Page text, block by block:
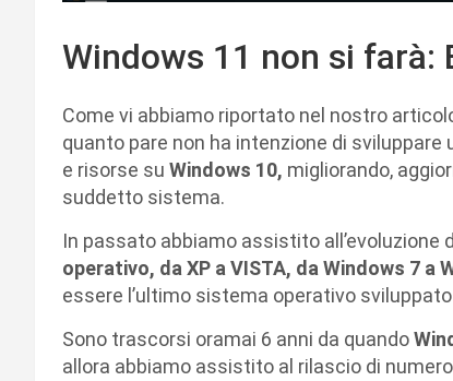
Windows 11 non si farà:
Come vi abbiamo riportato nel nostro
quanto pare non ha intenzione di
e risorse su Windows 10, migliorando,
suddetto sistema.
In passato abbiamo assistito all’evoluzione
operativo, da XP a VISTA, da Windows 7 a
essere l’ultimo sistema operativo sviluppato
Sono trascorsi oramai 6 anni da quando
allora abbiamo assistito al rilascio di